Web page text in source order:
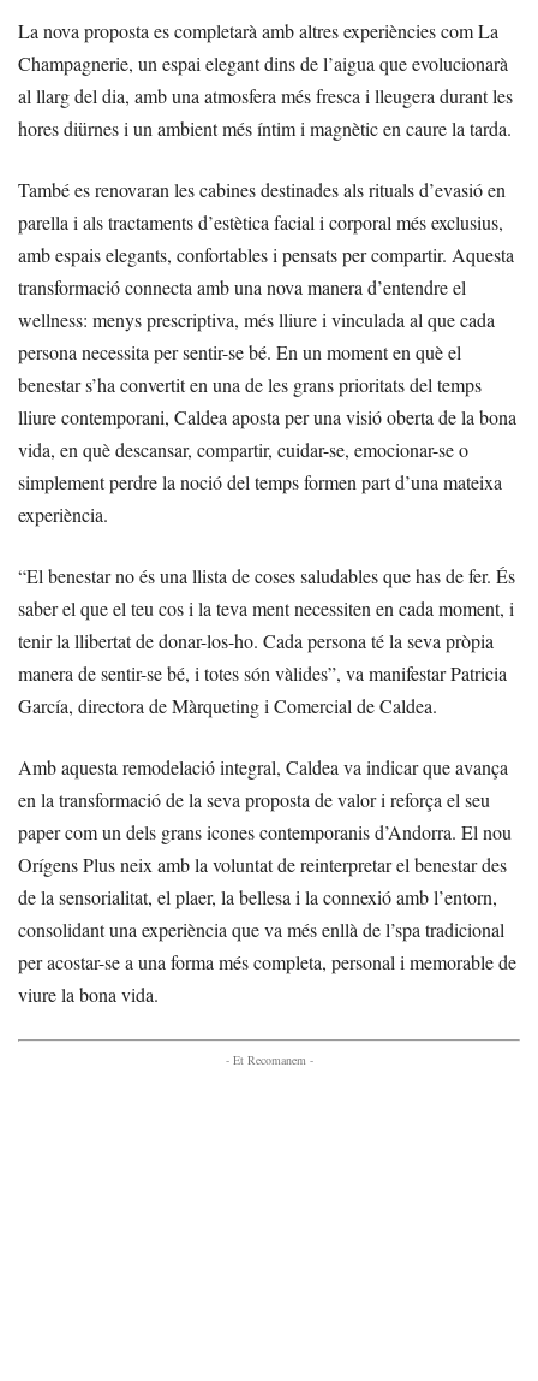
La nova proposta es completarà amb altres experiències com La
Champagnerie, un espai elegant dins de l’aigua que evolucionarà
al llarg del dia, amb una atmosfera més fresca i lleugera durant les
hores diürnes i un ambient més íntim i magnètic en caure la tarda.
També es renovaran les cabines destinades als rituals d’evasió en
parella i als tractaments d’estètica facial i corporal més exclusius,
amb espais elegants, confortables i pensats per compartir. Aquesta
transformació connecta amb una nova manera d’entendre el
wellness: menys prescriptiva, més lliure i vinculada al que cada
persona necessita per sentir-se bé. En un moment en què el
benestar s’ha convertit en una de les grans prioritats del temps
lliure contemporani, Caldea aposta per una visió oberta de la bona
vida, en què descansar, compartir, cuidar-se, emocionar-se o
simplement perdre la noció del temps formen part d’una mateixa
experiència.
“El benestar no és una llista de coses saludables que has de fer. És
saber el que el teu cos i la teva ment necessiten en cada moment, i
tenir la llibertat de donar-los-ho. Cada persona té la seva pròpia
manera de sentir-se bé, i totes són vàlides”, va manifestar Patricia
García, directora de Màrqueting i Comercial de Caldea.
Amb aquesta remodelació integral, Caldea va indicar que avança
en la transformació de la seva proposta de valor i reforça el seu
paper com un dels grans icones contemporanis d’Andorra. El nou
Orígens Plus neix amb la voluntat de reinterpretar el benestar des
de la sensorialitat, el plaer, la bellesa i la connexió amb l’entorn,
consolidant una experiència que va més enllà de l’spa tradicional
per acostar-se a una forma més completa, personal i memorable de
viure la bona vida.
- Et Recomanem -